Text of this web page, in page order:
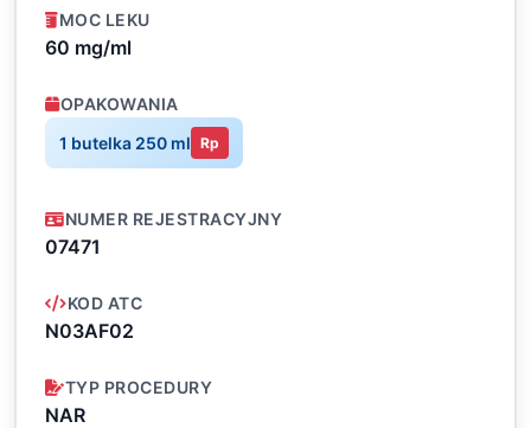
MOC LEKU
60 mg/ml
OPAKOWANIA
1 butelka 250 ml Rp
NUMER REJESTRACYJNY
07471
KOD ATC
N03AF02
TYP PROCEDURY
NAR